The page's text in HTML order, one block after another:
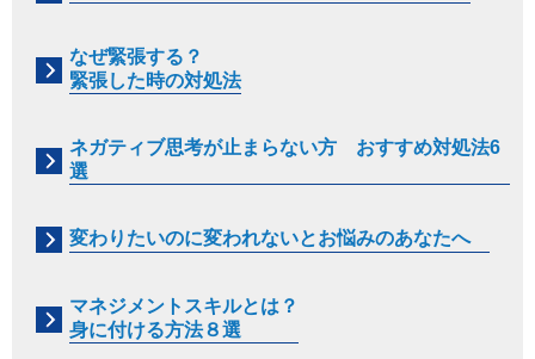
なぜ緊張する？
緊張した時の対処法
ネガティブ思考が止まらない方 おすすめ対処法6
選
変わりたいのに変われないとお悩みのあなたへ
マネジメントスキルとは？
身に付ける方法８選